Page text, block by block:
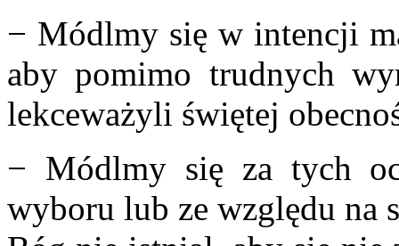
− Módlmy się w intencji
aby pomimo trudnych
lekceważyli świętej
− Módlmy się za tych
wyboru lub ze względu na